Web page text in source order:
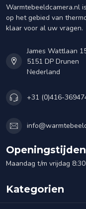
Warmtebeeldcamera.nl
op het gebied van
klaar voor al uw vragen.
James Wattlaan
5151 DP Drunen
Nederland
+31 (0)416-
Openingstijden
Maandag t/m vrijdag
Kategorien